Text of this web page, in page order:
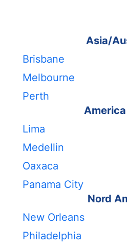
Asia/
Brisbane
Melbourne
Perth
Lima
Medellin
Oaxaca
Panama City
Nord
New Orleans
Philadelphia